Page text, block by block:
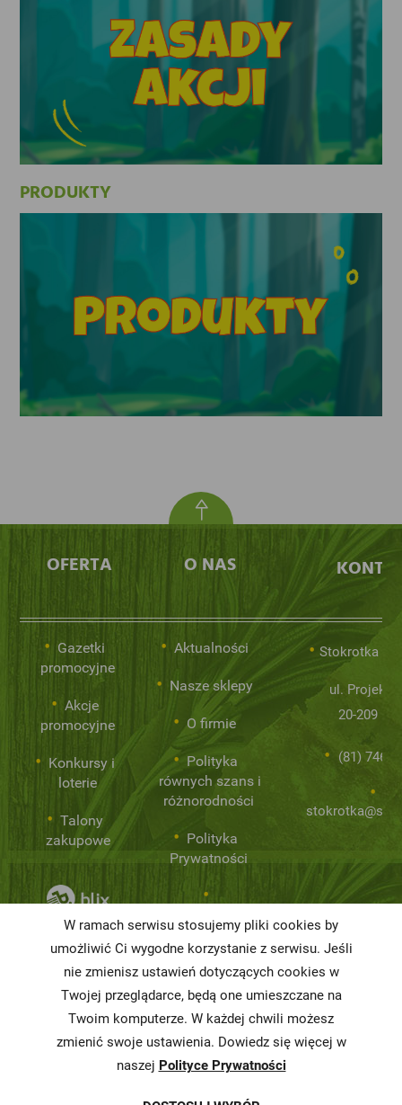
PRODUKTY
OFERTA
Gazetki
promocyjne
Akcje
promocyjne
Konkursy i
loterie
Talony
zakupowe
O NAS
Aktualności
Nasze sklepy
O firmie
Polityka
równych szans i
różnorodności
Polityka
Prywatności
żywności
Informacja o
realizowanej
strategii
podatkowej
Karty
Stokrotka
ul.
20-209
(81) 746
W ramach serwisu stosujemy pliki cookies by
umożliwić Ci wygodne korzystanie z serwisu. Jeśli
nie zmienisz ustawień dotyczących cookies w
Twojej przeglądarce, będą one umieszczane na
Twoim komputerze. W każdej chwili możesz
zmienić swoje ustawienia. Dowiedz się więcej w
naszej Polityce Prywatności